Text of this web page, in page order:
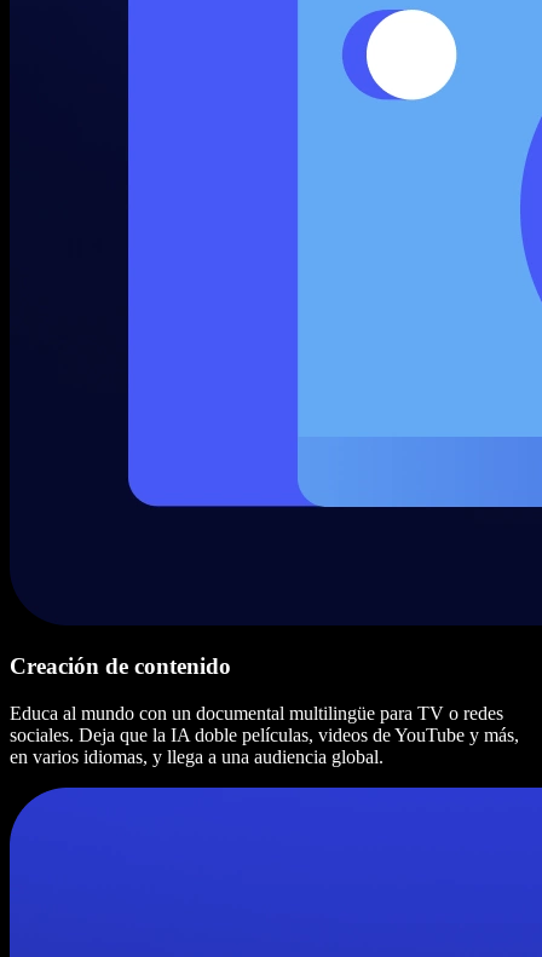
Creación de contenido
Educa al mundo con un documental multilingüe para TV o redes
sociales. Deja que la IA doble películas, videos de YouTube y más,
en varios idiomas, y llega a una audiencia global.